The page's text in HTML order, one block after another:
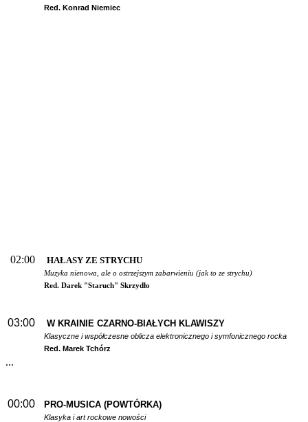
Red. Konrad Niemiec
02:00 HAŁASY ZE STRYCHU
Muzyka nienowa, ale o ostrzejszym zabarwieniu (jak to ze strychu)
Red. Darek "Staruch" Skrzydło
03:00 W KRAINIE CZARNO-BIAŁYCH KLAWISZY
Klasyczne i współczesne oblicza elektronicznego i symfonicznego rocka
Red. Marek Tchórz
...
00:00 PRO-MUSICA (POWTÓRKA)
Klasyka i art rockowe nowości